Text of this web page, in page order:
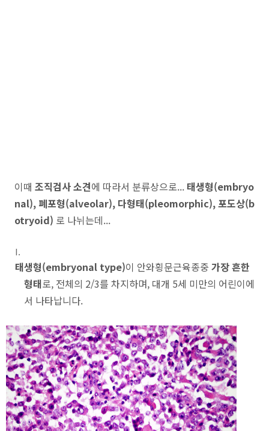
이때 조직검사 소견에 따라서 분류상으로...태생형(embryo
nal), 폐포형(alveolar), 다형태(pleomorphic), 포도상(b
otryoid) 로 나뉘는데...
태생형(embryonal type)이 안와횡문근육종중 가장 흔한
형태로, 전체의 2/3를 차지하며, 대개 5세 미만의 어린이에
서 나타납니다.